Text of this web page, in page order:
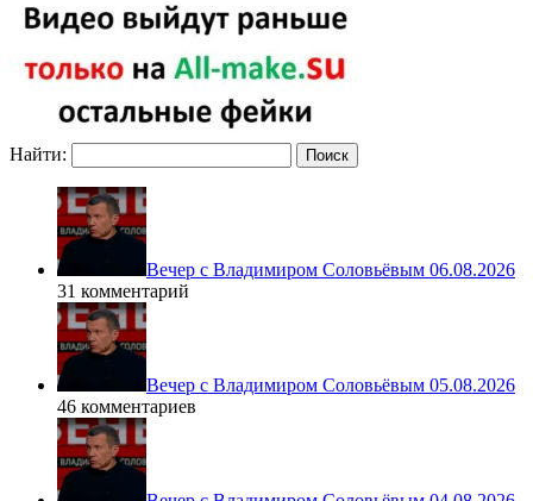
Найти:
Вечер с Владимиром Соловьёвым 06.08.2026
31 комментарий
Вечер с Владимиром Соловьёвым 05.08.2026
46 комментариев